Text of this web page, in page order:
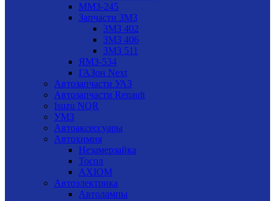
ММЗ-245
Запчасти ЗМЗ
ЗМЗ 402
ЗМЗ 406
ЗМЗ 511
ЯМЗ-534
ГАЗон Next
Автозапчасти УАЗ
Автозапчасти Renault
Isuzu NQR
УМЗ
Автоаксессуары
Автохимия
Незамерзайка
Тосол
AXIOM
Автоэлектрика
Автолампы